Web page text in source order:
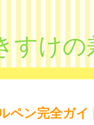
すけの
ペン完全ガイ